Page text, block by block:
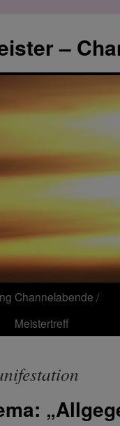
–
Channelabende /
Meistertreff